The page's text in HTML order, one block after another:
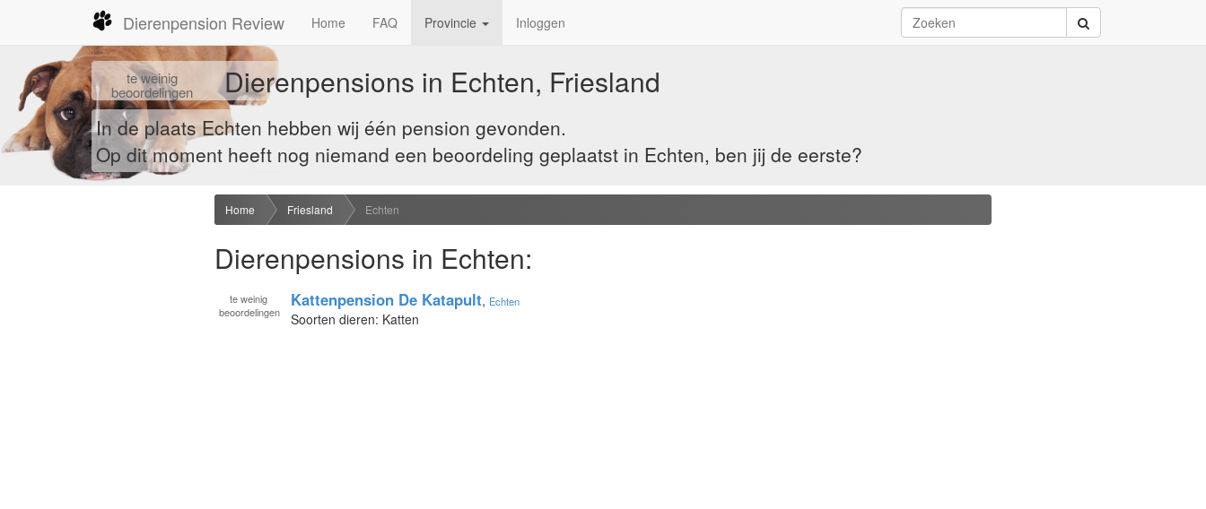
Dierenpension Review Home FAQ Provincie Inloggen
teweinig
beoordelingen Dierenpensions in Echten, Friesland
In de plaats Echten hebben wij één pension gevonden.
Op dit moment heeft nog niemand een beoordeling geplaatst in Echten, ben jij de eerste?
Home Friesland Echten
Dierenpensions in Echten:
te weinig
beoordelingen
Kattenpension De Katapult, Echten
Soorten dieren: Katten